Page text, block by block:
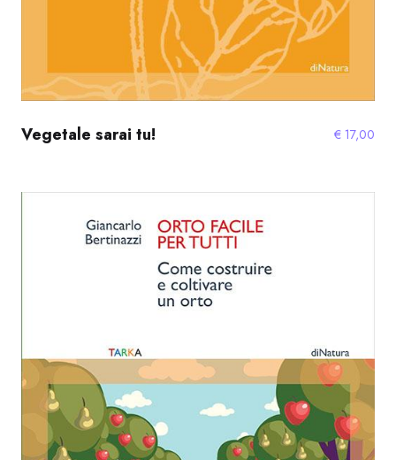
Vegetale sarai tu! € 17,00